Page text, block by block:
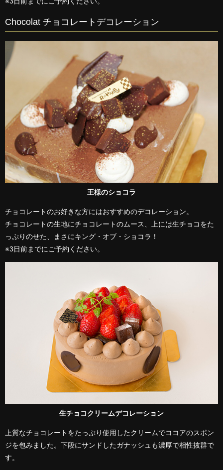
Chocolat チョコレートデコレーション
王様のショコラ
チョコレートのお好きな方にはおすすめのデコレーション。
チョコレートの生地にチョコレートのムース、上には生チョコをた
っぷりのせた、まさにキング・オブ・ショコラ！
※3日前までにご予約ください。
生チョコクリームデコレーション
上質なチョコレートをたっぷり使用したクリームでココアのスポン
ジを包みました。下段にサンドしたガナッシュも濃厚で相性抜群で
す。